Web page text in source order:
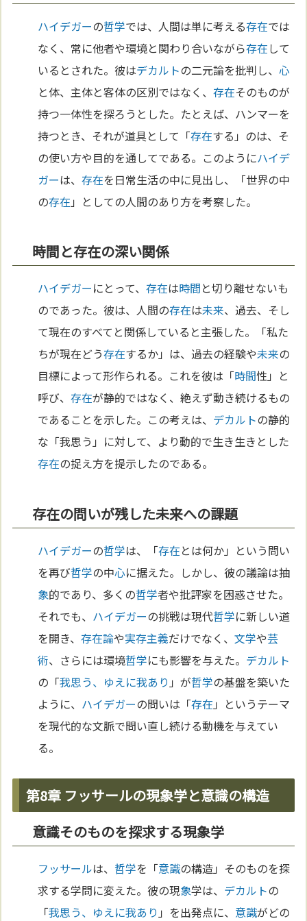
ハイデガーの哲学では、人間は単に考える存在では
なく、常に他者や環境と関わり合いながら存在して
いるとされた。彼はデカルトの二元論を批判し、心
と体、主体と客体の区別ではなく、存在そのものが
持つ一体性を探ろうとした。たとえば、ハンマーを
持つとき、それが道具として「存在する」のは、そ
の使い方や目的を通してである。このようにハイデ
ガーは、存在を日常生活の中に見出し、「世界の中
の存在 」としての人間のあり方を考察した。
時間と存在の深い関係
ハイデガーにとって、存在は時間と切り離せないも
のであった。彼は、人間の存在は未来、過去、そし
て現在のすべてと関係していると主張した。「私た
ちが現在どう存在するか」は、過去の経験や未来の
目標によって形作られる。これを彼は「時間性」と
呼び、存在が静的ではなく、絶えず動き続けるもの
であることを示した。この考えは、 デカルトの静的
な「我思う」に対して、より動的で生き生きとした
存在の捉え方を提示したのである。
存在の問いが残した未来への課題
ハイデガーの哲学は、「存在とは何か」という問い
を再び哲学の中心に据えた。しかし、彼の議論は抽
象的であり、多くの哲学者や批評家を困惑させた。
それでも、 ハイデガーの挑戦は現代哲学に新しい道
を開き、存在論や実存主義だけでなく、文学や芸
術、さらには環境哲学にも影響を与えた。 デカルト
の「我思う、ゆえに我あり 」が哲学の基盤を築いた
ように、 ハイデガーの問いは「存在 」というテーマ
を現代的な文脈で問い直し続ける動機を与えてい
る。
第8章 フッサールの現象学と意識の構造
意識そのものを探求する現象学
フッサールは、 哲学を「意識の構造」そのものを探
求する学問に変えた。彼の現象学は、 デカルトの
「我思う、ゆえに我あり 」を出発点に、 意識がどの